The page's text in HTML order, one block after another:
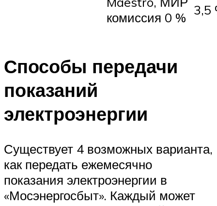
комиссия 0 % 3,5
Способы передачи
показаний
электроэнергии
Существует 4 возможных варианта,
как передать ежемесячно
показания электроэнергии в
«Мосэнергосбыт». Каждый может